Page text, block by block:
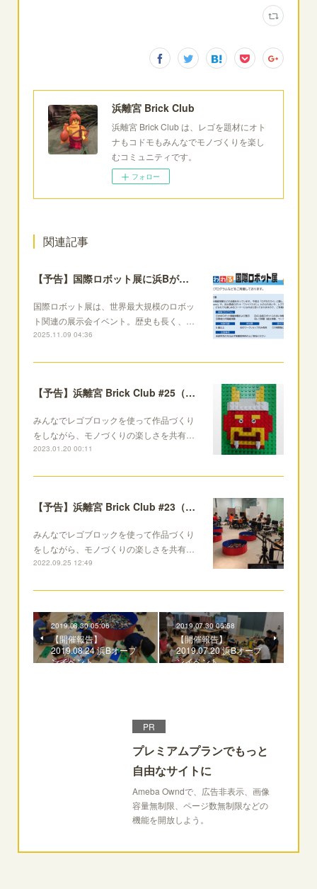
浜離宮 Brick Club
浜離宮 Brick Club は、レゴを題材にオト
ナもコドモもみんなでモノづくりを楽し
むコミュニティです。
フォロー
関連記事
【予告】国際ロボット展に浜Bが出展！
国際ロボット展は、世界最大規模のロボッ
ト関連の展示会イベント。歴史も長く、…
2025.11.09 04:36
【予告】浜離宮 Brick Club #25（オフラインのみで開催）
みんなでレゴブロックを使って作品づくり
をしながら、モノづくりの楽しさを共有…
2023.01.20 00:11
【予告】浜離宮 Brick Club #23（ハイブリッド開催）
みんなでレゴブロックを使って作品づくり
をしながら、モノづくりの楽しさを共有…
2022.09.25 12:49
2019.08.30 05:06
【開催報告】
2019.08.24 浜Bオープ
ンイベント
2019.07.30 06:58
【開催報告】
2019.07.20 浜Bオープ
ンイベント
PR
プレミアムプランでもっと
自由なサイトに
Ameba Owndで、広告非表示、画像
容量無制限、ページ数無制限などの
機能を開放しよう。